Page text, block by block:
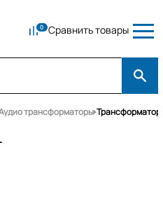
Сравнить товары
трансформаторы Трансформатор